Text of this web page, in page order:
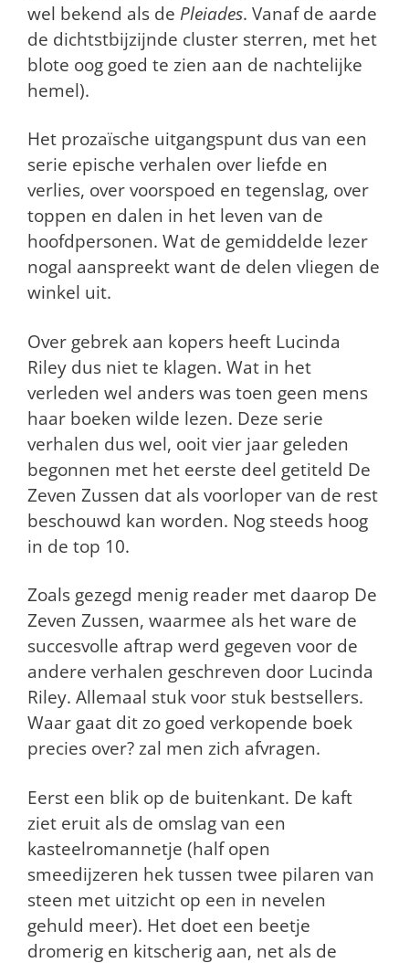
wel bekend als de Pleiades. Vanaf de aarde
de dichtstbijzijnde cluster sterren, met het
blote oog goed te zien aan de nachtelijke
hemel).
Het prozaïsche uitgangspunt dus van een
serie epische verhalen over liefde en
verlies, over voorspoed en tegenslag, over
toppen en dalen in het leven van de
hoofdpersonen. Wat de gemiddelde lezer
nogal aanspreekt want de delen vliegen de
winkel uit.
Over gebrek aan kopers heeft Lucinda
Riley dus niet te klagen. Wat in het
verleden wel anders was toen geen mens
haar boeken wilde lezen. Deze serie
verhalen dus wel, ooit vier jaar geleden
begonnen met het eerste deel getiteld De
Zeven Zussen dat als voorloper van de rest
beschouwd kan worden. Nog steeds hoog
in de top 10.
Zoals gezegd menig reader met daarop De
Zeven Zussen, waarmee als het ware de
succesvolle aftrap werd gegeven voor de
andere verhalen geschreven door Lucinda
Riley. Allemaal stuk voor stuk bestsellers.
Waar gaat dit zo goed verkopende boek
precies over? zal men zich afvragen.
Eerst een blik op de buitenkant. De kaft
ziet eruit als de omslag van een
kasteelromannetje (half open
smeedijzeren hek tussen twee pilaren van
steen met uitzicht op een in nevelen
gehuld meer). Het doet een beetje
dromerig en kitscherig aan, net als de